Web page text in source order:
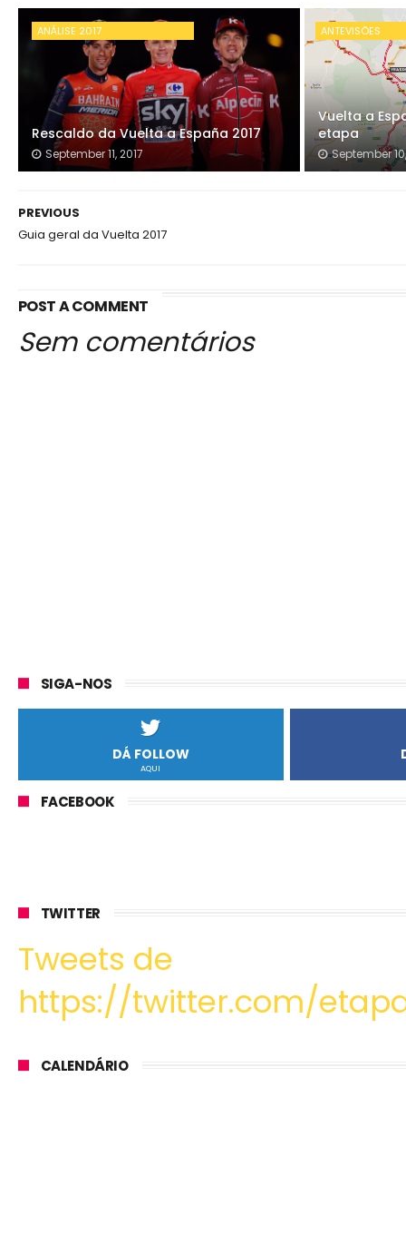
ANÁLISE 2017
Rescaldo da Vuelta a España 2017
September 11, 2017
ANTEVISÕES
Vuelta a
etapa
September
PREVIOUS
Guia geral da Vuelta 2017
POST A COMMENT
Sem comentários
SIGA-NOS
DÁ FOLLOW
AQUI
FACEBOOK
TWITTER
Tweets de
https://twitter.com/
CALENDÁRIO